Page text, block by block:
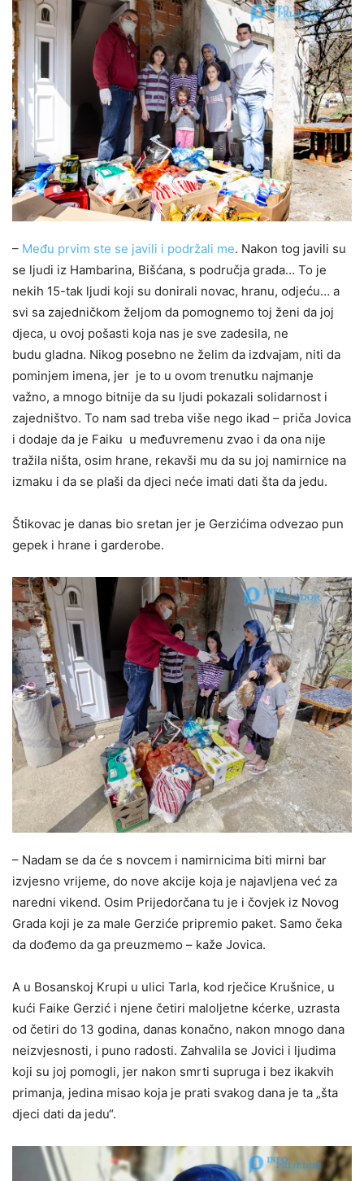
– Među prvim ste se javili i podržali me. Nakon tog javili su
se ljudi iz Hambarina, Bišćana, s područja grada… To je
nekih 15-tak ljudi koji su donirali novac, hranu, odjeću… a
svi sa zajedničkom željom da pomognemo toj ženi da joj
djeca, u ovoj pošasti koja nas je sve zadesila, ne
budu gladna. Nikog posebno ne želim da izdvajam, niti da
pominjem imena, jer je to u ovom trenutku najmanje
važno, a mnogo bitnije da su ljudi pokazali solidarnost i
zajedništvo. To nam sad treba više nego ikad – priča Jovica
i dodaje da je Faiku u međuvremenu zvao i da ona nije
tražila ništa, osim hrane, rekavši mu da su joj namirnice na
izmaku i da se plaši da djeci neće imati dati šta da jedu.
Štikovac je danas bio sretan jer je Gerzićima odvezao pun
gepek i hrane i garderobe.
– Nadam se da će s novcem i namirnicima biti mirni bar
izvjesno vrijeme, do nove akcije koja je najavljena već za
naredni vikend. Osim Prijedorčana tu je i čovjek iz Novog
Grada koji je za male Gerziće pripremio paket. Samo čeka
da dođemo da ga preuzmemo – kaže Jovica.
A u Bosanskoj Krupi u ulici Tarla, kod rječice Krušnice, u
kući Faike Gerzić i njene četiri maloljetne kćerke, uzrasta
od četiri do 13 godina, danas konačno, nakon mnogo dana
neizvjesnosti, i puno radosti. Zahvalila se Jovici i ljudima
koji su joj pomogli, jer nakon smrti supruga i bez ikakvih
primanja, jedina misao koja je prati svakog dana je ta „šta
djeci dati da jedu“.